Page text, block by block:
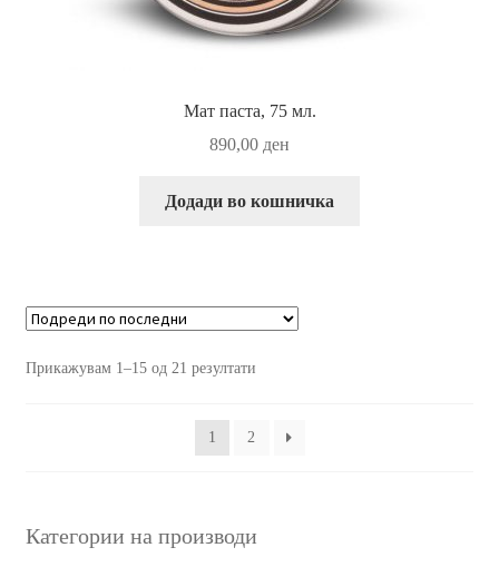
Мат паста, 75 мл.
890,00 ден
Додади во кошничка
Прикажувам 1–15 од 21 резултати
1 2
Категории на производи